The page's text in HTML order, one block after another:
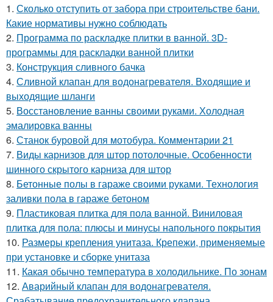
1. Сколько отступить от забора при строительстве бани.
Какие нормативы нужно соблюдать
2. Программа по раскладке плитки в ванной. 3D-
программы для раскладки ванной плитки
3. Конструкция сливного бачка
4. Сливной клапан для водонагревателя. Входящие и
выходящие шланги
5. Восстановление ванны своими руками. Холодная
эмалировка ванны
6. Станок буровой для мотобура. Комментарии 21
7. Виды карнизов для штор потолочные. Особенности
шинного скрытого карниза для штор
8. Бетонные полы в гараже своими руками. Технология
заливки пола в гараже бетоном
9. Пластиковая плитка для пола ванной. Виниловая
плитка для пола: плюсы и минусы напольного покрытия
10. Размеры крепления унитаза. Крепежи, применяемые
при установке и сборке унитаза
11. Какая обычно температура в холодильнике. По зонам
12. Аварийный клапан для водонагревателя.